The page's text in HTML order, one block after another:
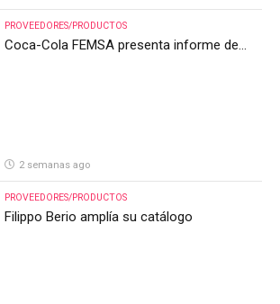
PROVEEDORES/PRODUCTOS
Coca-Cola FEMSA presenta informe de
2 semanas ago
PROVEEDORES/PRODUCTOS
Filippo Berio amplía su catálogo